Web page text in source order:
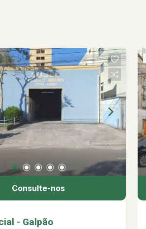
Consulte-nos
- Galpão